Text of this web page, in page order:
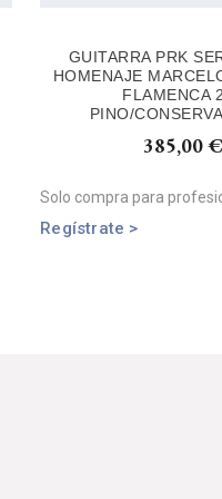
GUITARRA PRK
HOMENAJE
FLAMENCA
PINO/
385,00€
Solo compra para
Regístrate >